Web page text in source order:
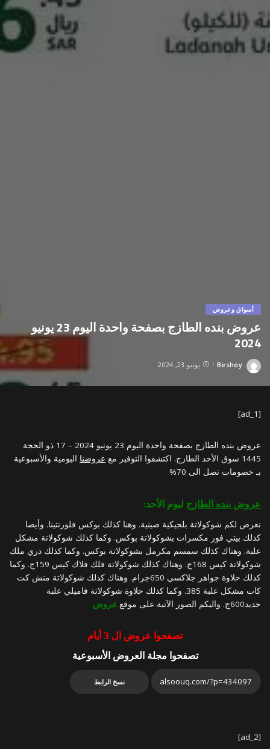
أسواق وعروض
عروض بنده الطازج بصفحة واحدة اليوم 23 يونيو
2024
Posted
Beshoy يونيو 23, 2024
[ad_1]
عروض بنده الطازج بصفحة واحدة اليوم 23 يونيو 2024 – 17 ذو الحجة
1445 سوق الأحد الطازج. اكتشفوا التوفير مع
عروضنا اليومية والأسبوعية
بـ خصومات تصل الى 70%
عروض بنده الطازج ليوم الأحد:
نعرض لكم شوكولاتة بلجيكية صينية. وهنا كذلك بوكس فلورنتينا. وأيضا
كذلك بيتي فور مكسرات بشوكولاتة بوكس. وكما كذلك شوكولاتة مشكل
علبة. وهناك كذلك سمسم مكرمل بشوكولاتة بوكس. وكما كذلك دري ملك
شوكولاتة كيس 168ج. وهناك كذلك شوكولاتة فلك فلاك كيس 159ج. وكما
كذلك حلاوة جواهر جلاكسي 650جرام. وهناك كذلك شوكولاتة منش كت
كات مشكل علبة 385. وكما كذلك حلاوة شوكولاتة فاميلي علبة
حديد600ج. واليكم الصور الآتية على موقع
عروض
تصفحوا عروض ال 3 أيام
تصفحوا مجلة العروض الأسبوعية
نسخ الرابط
[ad_2]